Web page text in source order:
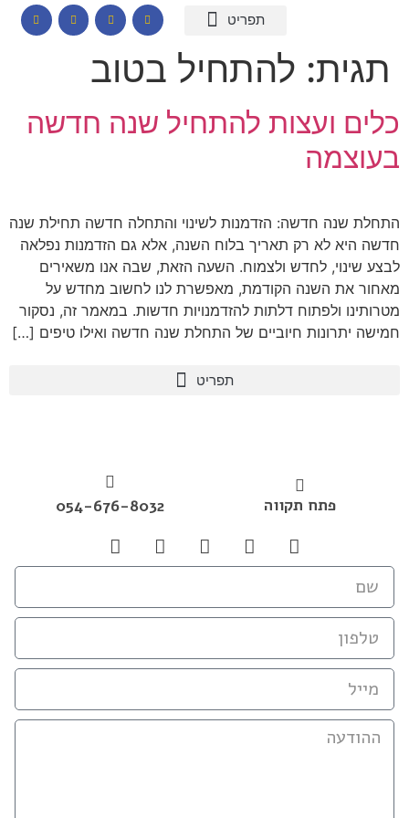
תגית: להתחיל בטוב
כלים ועצות להתחיל שנה חדשה
בעוצמה
התחלת שנה חדשה: הזדמנות לשינוי והתחלה חדשה תחילת שנה
חדשה היא לא רק תאריך בלוח השנה, אלא גם הזדמנות נפלאה
לבצע שינוי, לחדש ולצמוח. השעה הזאת, שבה אנו משאירים
מאחור את השנה הקודמת, מאפשרת לנו לחשוב מחדש על
מטרותינו ולפתוח דלתות להזדמנויות חדשות. במאמר זה, נסקור
חמישה יתרונות חיוביים של התחלת שנה חדשה ואילו טיפים […]
פתח תקווה 054-676-8032